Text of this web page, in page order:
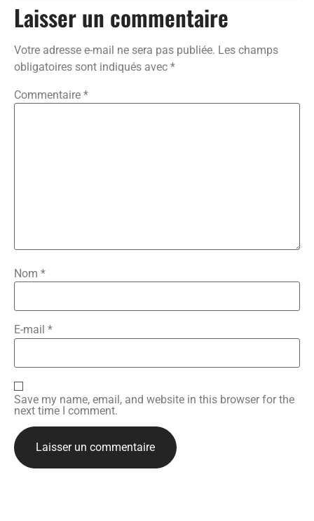
Laisser un commentaire
Votre adresse e-mail ne sera pas publiée. Les champs
obligatoires sont indiqués avec *
Commentaire *
Nom *
E-mail *
Save my name, email, and website in this browser for the
next time I comment.